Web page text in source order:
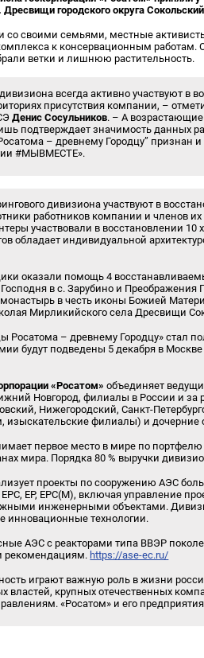
городского округа
со своими семьями, местные
к консервационным
ветки и лишнюю растительность.
всегда активно участвуют в
присутствия компании, –
Денис Сосульников. – А возрастающие
подтверждает значимость данных
– древнему Городцу” признан
#МЫВМЕСТЕ».
дивизиона участвуют в
работников компании и членов
участвовали в восстановлении
обладает индивидуальной
оказали помощь 4
в с. Зарубино и Преображения
в честь иконы Божией
Мирликийского села Дресвищи
Росатома – древнему Городцу» стал
будут подведены 5 декабря в
«Росатом» объединяет
Новгород, филиалы в России и
Нижегородский, Санкт-
филиалы) и дочерние
первое место в мире по портфелю
мира. Порядка 80 % выручки
проекты по сооружению АЭС
EP, EPC(M), включая управление
инженерными объектами.
инновационные технологии.
АЭС с реакторами типа ВВЭР
рекомендациям. https://ase-ec.ru/
играют важную роль в жизни
властей, крупных отечественных
«Росатом» и его